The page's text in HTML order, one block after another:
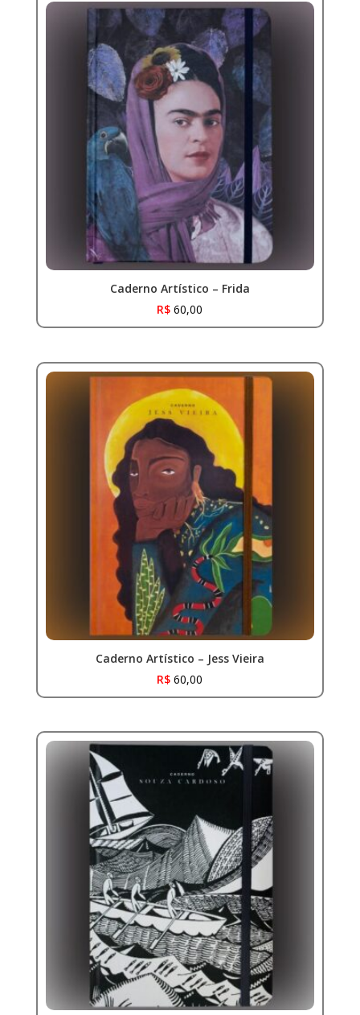
Caderno Artístico – Frida
R$ 60,00
Caderno Artístico – Jess Vieira
R$ 60,00